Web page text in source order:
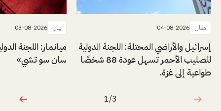
مقال 04-08-2026
إسرائيل والأراضي المحتلة: اللجنة الدولية
للصليب الأحمر تسهل عودة 88 شخصًا
طواعية إلى غزة.
بيان 03-08-2026
ميانمار: اللجنة
سان سو تشي»
1 من 3
1/3